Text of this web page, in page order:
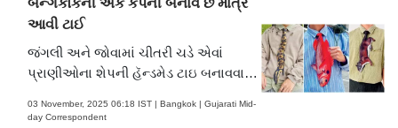
એટલી સર્જનાત્મક કૃતિઓ તૈયાર કરી છે.
બૅન્ગકૉકની એક કંપની બનાવે છે માત્ર
આવી ટાઈ
જંગલી અને જોવામાં ચીતરી ચડે એવાં
પ્રાણીઓના શેપની હૅન્ડમેડ ટાઇ બનાવવાનો
તો બૅન્ગકૉકની ‘ટાઈ અ નૉટ’ નામની
03 November, 2025 06:18 IST | Bangkok | Gujarati Mid-
day Correspondent